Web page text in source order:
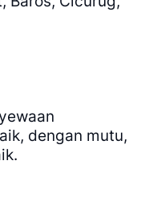
dengan mutu,